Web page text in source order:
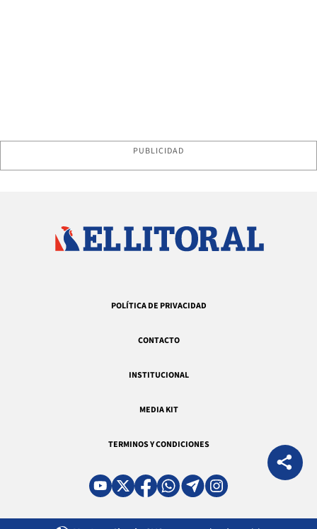
PUBLICIDAD
POLÍTICA DE PRIVACIDAD
CONTACTO
INSTITUCIONAL
MEDIA KIT
TERMINOS Y CONDICIONES